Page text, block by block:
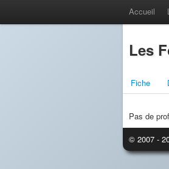
Accueil
Les
Fiche
Pas de
© 2007 -